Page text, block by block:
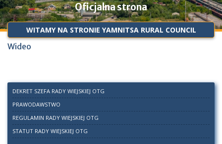
Oficjalna strona
WITAMY NA STRONIE YAMNITSA RURAL COUNCIL
Wideo
DEKRET SZEFA RADY WIEJSKIEJ OTG
PRAWODAWSTWO
REGULAMIN RADY WIEJSKIEJ OTG
STATUT RADY WIEJSKIEJ OTG